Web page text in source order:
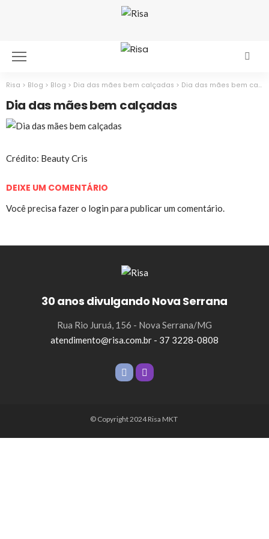
Risa > Blog > Blog > Dia das mães bem calçadas > Dia das mães bem calçadas
Dia das mães bem calçadas
Crédito: Beauty Cris
DEIXE UM COMENTÁRIO
Você precisa fazer o login para publicar um comentário.
30 anos divulgando Nova Serrana
Rua Rio Juruá, 156 - Nova Serrana/MG
atendimento@risa.com.br - 37 3228-0808
© Copyright 2024 Risa MKT